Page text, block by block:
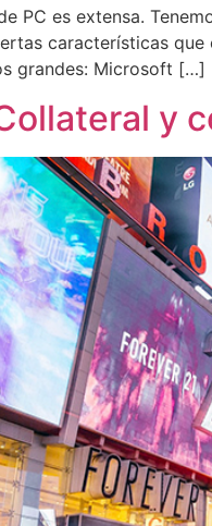
PC es extensa.
características que
grandes: Microsoft […]
y